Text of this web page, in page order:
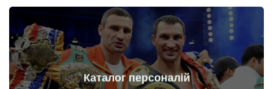
Каталог персоналій
Докладніше